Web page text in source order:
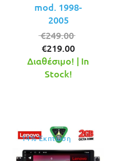
mod. 1998-
2005
€249.00
was:
€219.00
τρέχουσα
Διαθέσιμο! | In
Stock!
14% Έκπτωση